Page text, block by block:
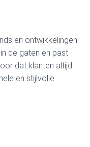
en ontwikkelingen
de gaten en past
dat klanten altijd
en stijlvolle